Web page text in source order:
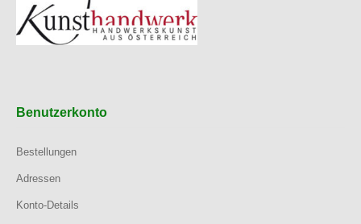
Benutzerkonto
Bestellungen
Adressen
Konto-Details